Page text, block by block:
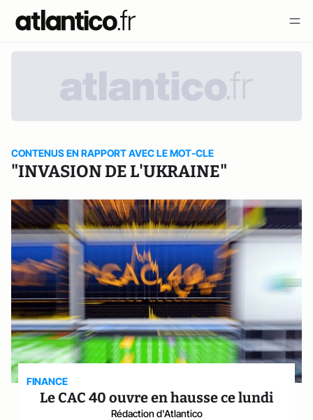
CONTENUS EN RAPPORT AVEC LE MOT-CLE
"INVASION DE L'UKRAINE"
FINANCE
Le CAC 40 ouvre en hausse ce lundi
Rédaction d'Atlantico